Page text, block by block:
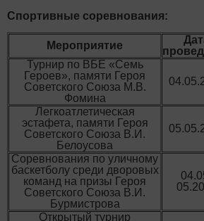
Спортивные соревнования:
Мероприятие
Турнир по ВБЕ «Семь
Героев», памяти Героя
Советского Союза М.В.
Фомина
Легкоатлетическая
эстафета, памяти Героя
Советского Союза В.И.
Белоусова
Соревнования по уличному
баскетболу среди дворовых
команд на призы Героя
Советского Союза В.И.
Бурмистрова
Открытый турнир